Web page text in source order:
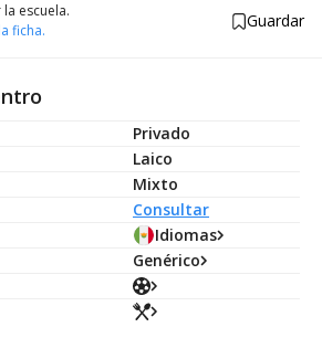
escuela.
ficha. Guardar
Privado
Laico
Mixto
Consultar
Idiomas
Genérico